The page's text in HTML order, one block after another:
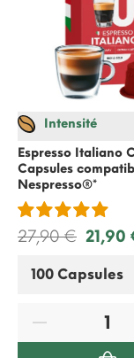
Intensité
Espresso Italiano
Capsules
Nespresso®*
27,90 € 21,90